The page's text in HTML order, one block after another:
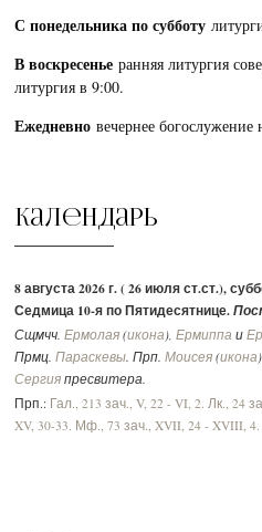
С понедельника по субботу
В воскресеньеранняя литургия
литургия в 9:00.
Ежедневновечернее богослужение
Календарь
8 августа 2026 г. ( 26 июля ст.ст.),
Седмица 10-я по Пятидесятнице.
Сщмчч.Ермолая (икона),Ермиппа и
Прмц.Параскевы. Прп.Моисея (икона
Сергия пресвитера.
Прп.: Гал., 213 зач., V, 22 - VI, 2. Лк., 24
XV, 30-33. Мф., 73 зач., XVII, 24 - XVIII, 4.